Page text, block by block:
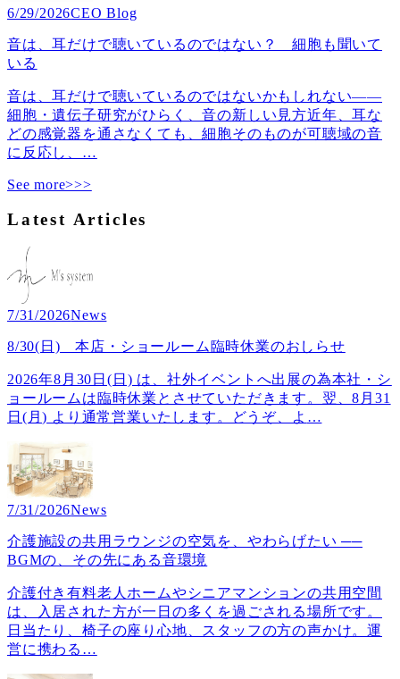
6/29/2026CEO Blog
音は、耳だけで聴いているのではない？ 細胞も聞いて
いる
音は、耳だけで聴いているのではないかもしれない――
細胞・遺伝子研究がひらく、音の新しい見方近年、耳な
どの感覚器を通さなくても、細胞そのものが可聴域の音
に反応し、 …
See more>>>
Latest Articles
7/31/2026News
8/30(日) 本店・ショールーム臨時休業のおしらせ
2026年8月30日(日) は、社外イベントへ出展の為本社・シ
ョールームは臨時休業とさせていただきます。翌、8月31
日(月) より通常営業いたします。どうぞ、よ …
7/31/2026News
介護施設の共用ラウンジの空気を、やわらげたい ──
BGMの、その先にある音環境
介護付き有料老人ホームやシニアマンションの共用空間
は、入居された方が一日の多くを過ごされる場所です。
日当たり、椅子の座り心地、スタッフの方の声かけ。運
営に携わる …